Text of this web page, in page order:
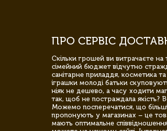
ПРО СЕРВІС
Скільки грошей ви витрачаєте
сімейний бюджет відчутно
санітарне приладдя, косметика
іграшки молоді батьки
ніяк не дешево, а часу ходити
так, щоб не постраждала якість?
Можемо посперечатися, що
пропонують у магазинах – це
мають оптимальне